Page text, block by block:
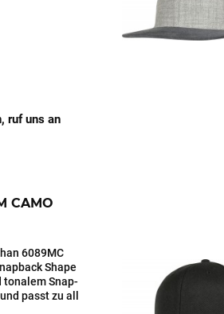
ruf uns an
CAMO
6089MC
Shape
Snap-
passt zu all